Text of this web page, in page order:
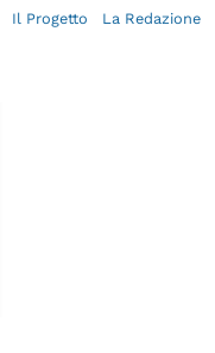
Il Progetto La Redazione